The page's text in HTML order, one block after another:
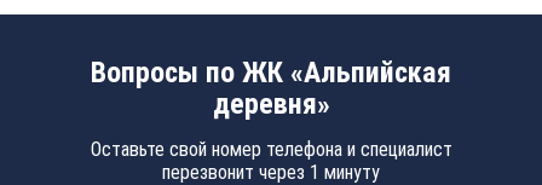
Вопросы по ЖК «Альпийская
деревня»
Оставьте свой номер телефона и специалист
перезвонит через 1 минуту